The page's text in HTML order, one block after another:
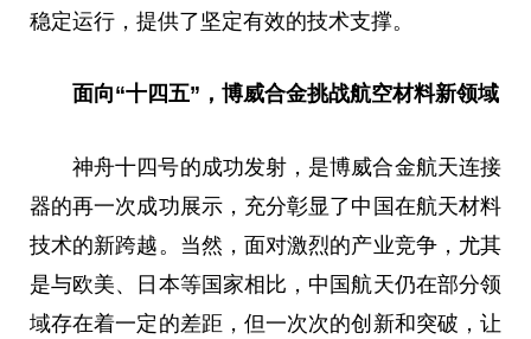
稳定运行，提供了坚定有效的技术支撑。
面向“十四五”，博威合金挑战航空材料新领域
神舟十四号的成功发射，是博威合金航天连接
器的再一次成功展示，充分彰显了中国在航天材料
技术的新跨越。当然，面对激烈的产业竞争，尤其
是与欧美、日本等国家相比， 中国航天仍在部分领
域存在着一定的差距，但一次次的创新和突破，让